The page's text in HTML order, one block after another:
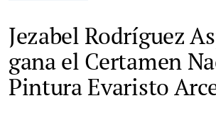
Jezabel Rodríguez
gana el Certamen
Pintura Evaristo